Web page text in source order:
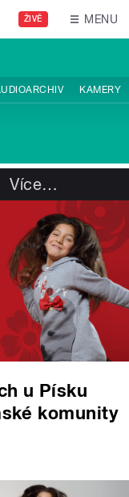
ŽIVĚ MENU
KAMERY
Více…
u Písku
komunity